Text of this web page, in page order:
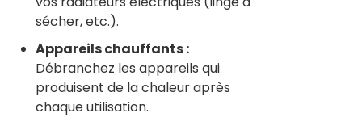
sécher, etc.).
Appareils chauffants :
Débranchez les appareils qui
produisent de la chaleur après
chaque utilisation.